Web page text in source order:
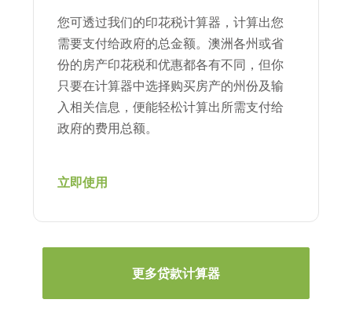
您可透过我们的印花税计算器，计算出您
需要支付给政府的总金额。澳洲各州或省
份的房产印花税和优惠都各有不同，但你
只要在计算器中选择购买房产的州份及输
入相关信息，便能轻松计算出所需支付给
政府的费用总额。
立即使用
更多贷款计算器